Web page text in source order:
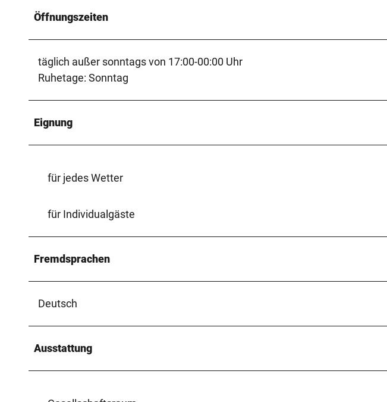
Öffnungszeiten
täglich außer sonntags von 17:00-00:00 Uhr
Ruhetage: Sonntag
Eignung
für jedes Wetter
für Individualgäste
Fremdsprachen
Deutsch
Ausstattung